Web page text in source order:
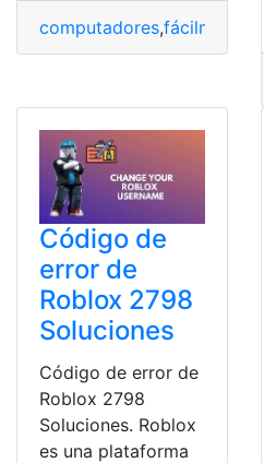
computadores,fácilmente
Código de
error de
Roblox 2798
Soluciones
Código de error de
Roblox 2798
Soluciones. Roblox
es una plataforma